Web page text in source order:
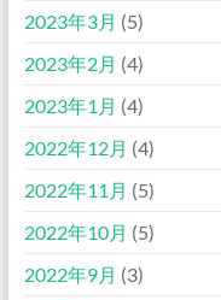
2023年3月 (5)
2023年2月 (4)
2023年1月 (4)
2022年12月 (4)
2022年11月 (5)
2022年10月 (5)
2022年9月 (3)